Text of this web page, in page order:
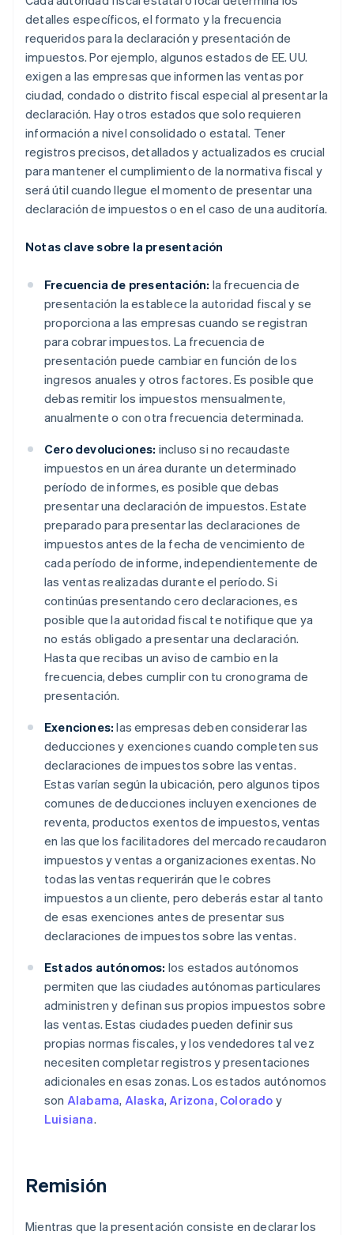
detalles específicos, el formato y la frecuencia
requeridos para la declaración y presentación de
impuestos. Por ejemplo, algunos estados de EE. UU.
exigen a las empresas que informen las ventas por
ciudad, condado o distrito fiscal especial al presentar la
declaración. Hay otros estados que solo requieren
información a nivel consolidado o estatal. Tener
registros precisos, detallados y actualizados es crucial
para mantener el cumplimiento de la normativa fiscal y
será útil cuando llegue el momento de presentar una
declaración de impuestos o en el caso de una auditoría.
Notas clave sobre la presentación
Frecuencia de presentación: la frecuencia de
presentación la establece la autoridad fiscal y se
proporciona a las empresas cuando se registran
para cobrar impuestos. La frecuencia de
presentación puede cambiar en función de los
ingresos anuales y otros factores. Es posible que
debas remitir los impuestos mensualmente,
anualmente o con otra frecuencia determinada.
Cero devoluciones: incluso si no recaudaste
impuestos en un área durante un determinado
período de informes, es posible que debas
presentar una declaración de impuestos. Estate
preparado para presentar las declaraciones de
impuestos antes de la fecha de vencimiento de
cada período de informe, independientemente de
las ventas realizadas durante el período. Si
continúas presentando cero declaraciones, es
posible que la autoridad fiscal te notifique que ya
no estás obligado a presentar una declaración.
Hasta que recibas un aviso de cambio en la
frecuencia, debes cumplir con tu cronograma de
presentación.
Exenciones: las empresas deben considerar las
deducciones y exenciones cuando completen sus
declaraciones de impuestos sobre las ventas.
Estas varían según la ubicación, pero algunos tipos
comunes de deducciones incluyen exenciones de
reventa, productos exentos de impuestos, ventas
en las que los facilitadores del mercado recaudaron
impuestos y ventas a organizaciones exentas. No
todas las ventas requerirán que le cobres
impuestos a un cliente, pero deberás estar al tanto
de esas exenciones antes de presentar sus
declaraciones de impuestos sobre las ventas.
Estados autónomos: los estados autónomos
permiten que las ciudades autónomas particulares
administren y definan sus propios impuestos sobre
las ventas. Estas ciudades pueden definir sus
propias normas fiscales, y los vendedores tal vez
necesiten completar registros y presentaciones
adicionales en esas zonas. Los estados autónomos
son Alabama, Alaska, Arizona, Colorado y
Luisiana.
Remisión
Mientras que la presentación consiste en declarar los